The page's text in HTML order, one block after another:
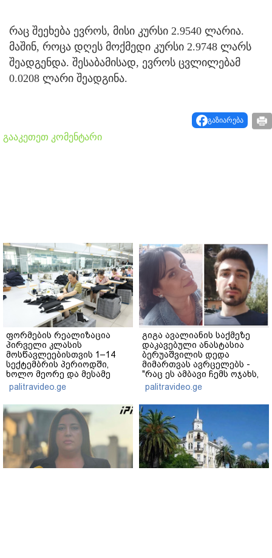
რაც შეეხება ევროს, მისი კურსი 2.9540 ლარია.
მაშინ, როცა დღეს მოქმედი კურსი 2.9748 ლარს
შეადგენდა. შესაბამისად, ევროს ცვლილებამ
0.0208 ლარი შეადგინა.
გაზიარება
გააკეთეთ კომენტარი
ფორმების რეალიზაცია
პირველი კლასის
მოსწავლეებისთვის 1–14
სექტემბრის პერიოდში,
ხოლო მეორე და მესამე
ეტაპებზე...
palitravideo.ge
გიგა ავალიანის საქმეზე
დაკავებული ანასტასია
ბერუაშვილის დედა
მიმართვას ავრცელებს -
"რაც ეს ამბავი ჩემს ოჯახს,
ჩემს ანასტასიას გადახდა
თავს, მის მერე მე მე არ
ვარ"
palitravideo.ge